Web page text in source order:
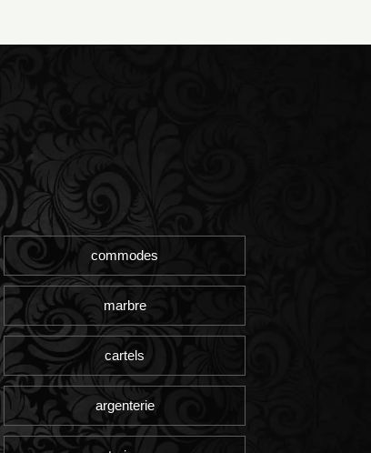
commodes
marbre
cartels
argenterie